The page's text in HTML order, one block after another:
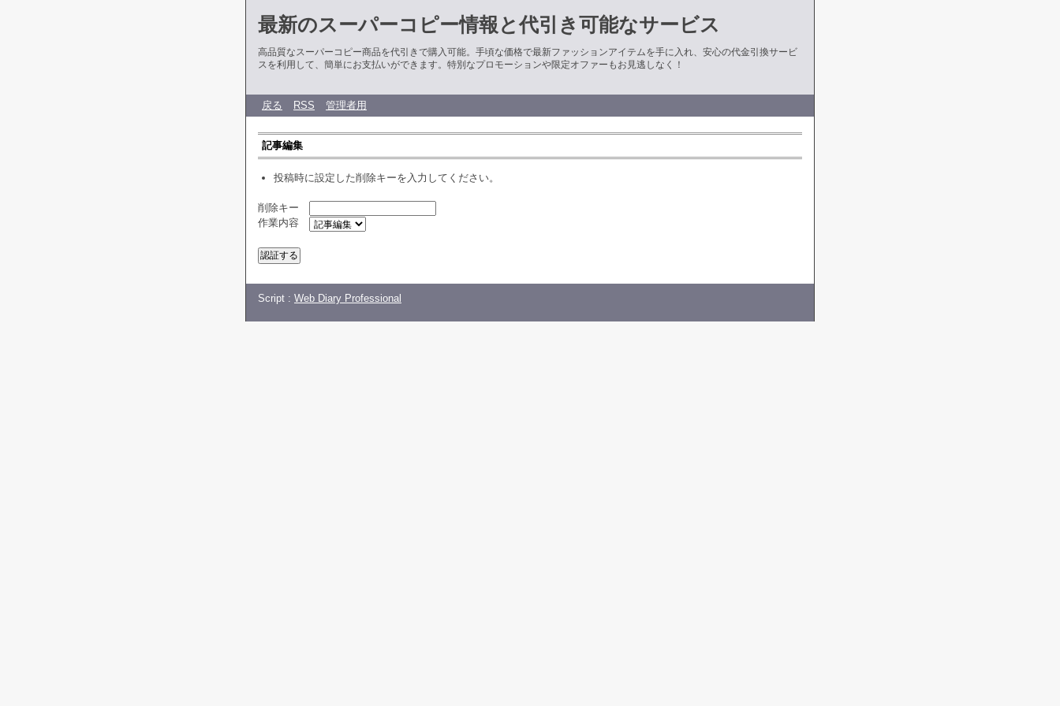
最新のスーパーコピー情報と代引き可能なサービス
高品質なスーパーコピー商品を代引きで購入可能。手頃な価格で最新ファッションアイテムを手に入れ、安心の代金引換サービ
スを利用して、簡単にお支払いができます。特別なプロモーションや限定オファーもお見逃しなく！
戻る RSS 管理者用
記事編集
投稿時に設定した削除キーを入力してください。
削除キー
作業内容
Script : Web Diary Professional